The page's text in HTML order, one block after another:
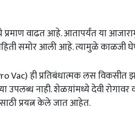
वाढत आहे. आतापर्यंत या
समोर आली आहे. त्यामुळे काळजी
Vac) ही प्रतिबंधात्मक लस विकसीत
नाही. शेळय़ांमध्ये देवी रोगावर
प्रयत्न केले जात आहेत.